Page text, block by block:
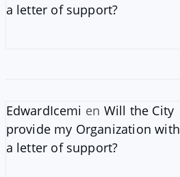
a letter of support?
EdwardIcemi en Will the City
provide my Organization with
a letter of support?